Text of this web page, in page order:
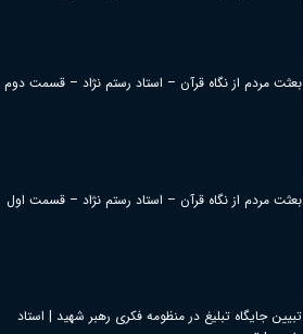
بعثت مردم از نگاه قرآن – استاد رستم نژاد – قسمت دوم
بعثت مردم از نگاه قرآن – استاد رستم نژاد – قسمت اول
تبیین جایگاه تبلیغ در منظومه فکری رهبر شهید | استاد